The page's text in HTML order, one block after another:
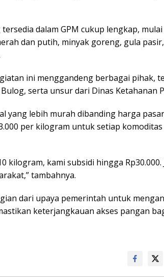
dalam GPM cukup lengkap,
dan putih, minyak goreng, gula
ini menggandeng berbagai pihak,
serta unsur dari Dinas Ketahanan
yang lebih murah dibanding harga
per kilogram untuk setiap
kilogram, kami subsidi hingga Rp30.000.
tambahnya.
dari upaya pemerintah untuk
keterjangkauan akses pangan